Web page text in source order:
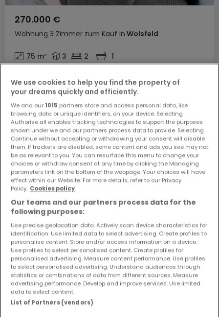
Wohnung 3 Zimmer zum Kauf in Wolsfeld
270.000 €
75 m² 3 2 1
Wohnung 3 Zimmer zum Kauf inWolsfeld
219.000 €
66 m² 3 2 1
We use cookies to help you find the property of
your dreams quickly and efficiently.
We and our 1015 partners store and access personal data, like
browsing data or unique identifiers, on your device. Selecting
Authorise all enables tracking technologies to support the purposes
shown under we and our partners process data to provide. Selecting
Continue without accepting or withdrawing your consent will disable
them. If trackers are disabled, some content and ads you see may not
be as relevant to you. You can resurface this menu to change your
choices or withdraw consent at any time by clicking the Managing
parameters link on the bottom of the webpage. Your choices will have
effect within our Website. For more details, refer to our Privacy
Policy. Cookies policy
Our teams and our partners process data for the
following purposes:
Use precise geolocation data. Actively scan device characteristics for
identification. Use limited data to select advertising. Create profiles to
personalise content. Store and/or access information on a device.
Use profiles to select personalised content. Create profiles for
personalised advertising. Measure content performance. Use profiles
to select personalised advertising. Understand audiences through
statistics or combinations of data from different sources. Measure
advertising performance. Develop and improve services. Use limited
data to select content.
List of Partners (vendors)